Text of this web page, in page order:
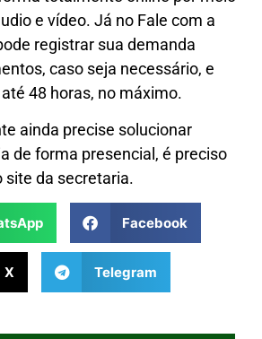
e vídeo. Já no Fale com a
registrar sua demanda
caso seja necessário, e
48 horas, no máximo.
ainda precise solucionar
de forma presencial, é preciso
site da secretaria.
Facebook
X Telegram